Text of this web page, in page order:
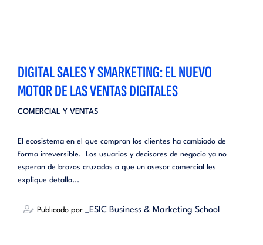
DIGITAL SALES Y SMARKETING: EL NUEVO
MOTOR DE LAS VENTAS DIGITALES
COMERCIAL Y VENTAS
El ecosistema en el que compran los clientes ha cambiado de
forma irreversible. Los usuarios y decisores de negocio ya no
esperan de brazos cruzados a que un asesor comercial les
explique detalla...
Publicado por _ESIC Business & Marketing School